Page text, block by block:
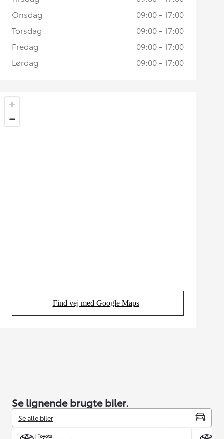
Find vej med Google Maps
(Opens in new tab)
Onsdag
09:00 - 17:00
Torsdag
09:00 - 17:00
Fredag
09:00 - 17:00
Lørdag
09:00 - 17:00
Se lignende brugte biler.
Se alle biler